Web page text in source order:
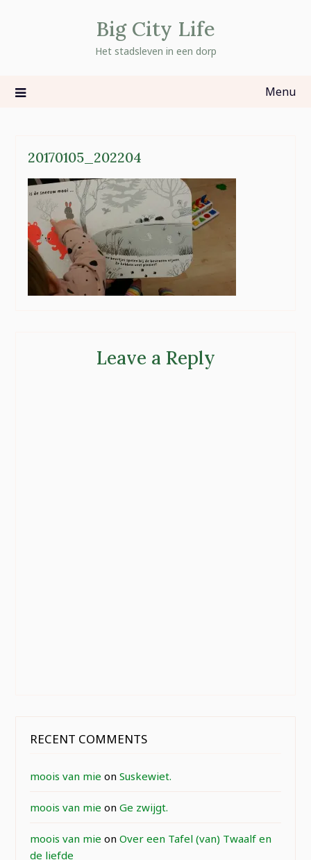
Big City Life
Het stadsleven in een dorp
Menu
20170105_202204
Leave a Reply
RECENT COMMENTS
moois van mie onSuskewiet.
moois van mie onGe zwijgt.
moois van mie onOver een Tafel (van) Twaalf en
de liefde